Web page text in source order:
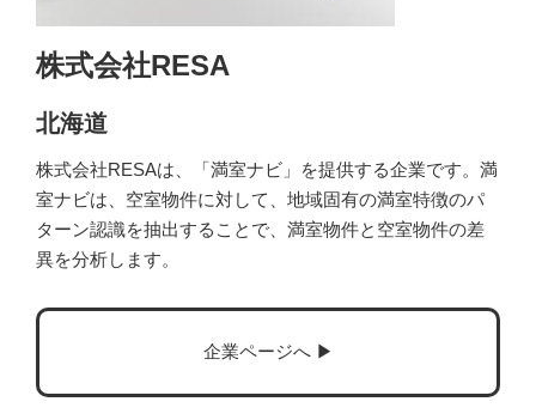
株式会社RESA
北海道
株式会社RESAは、「満室ナビ」を提供する企業です。満
室ナビは、空室物件に対して、地域固有の満室特徴のパ
ターン認識を抽出することで、満室物件と空室物件の差
異を分析します。
企業ページへ ▶︎